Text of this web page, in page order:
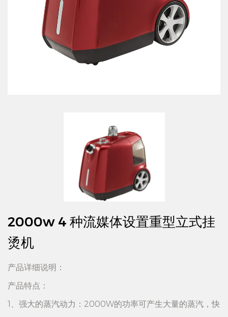
2000w 4 种流媒体设置重型立式挂
烫机
产品详细说明：
产品特点：
1、强大的蒸汽动力：2000W的功率可产生大量的蒸汽，快